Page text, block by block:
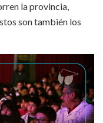
la provincia,
son también los